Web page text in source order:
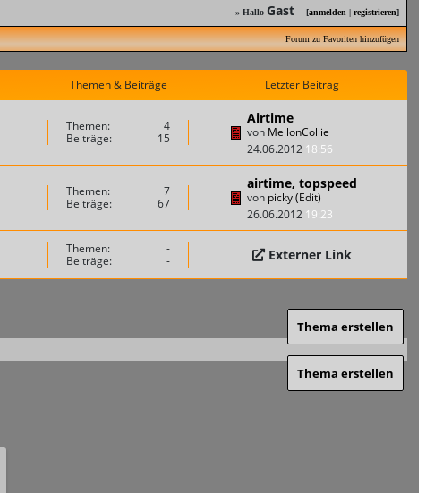
» Hallo Gast [anmelden | registrieren]
Forum zu Favoriten hinzufügen
Themen & Beiträge Letzter Beitrag
Themen:
4
Beiträge:
15
Airtime
von MellonCollie
24.06.2012 18:56
Themen:
7
Beiträge:
67
airtime, topspeed
von picky (Edit)
26.06.2012 19:23
Themen:
-
Beiträge:
- Externer Link
Thema erstellen
Thema erstellen